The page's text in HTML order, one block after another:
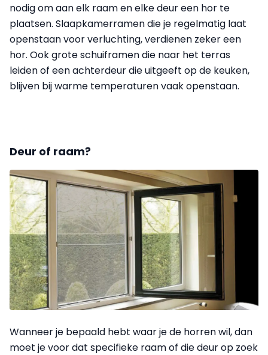
nodig om aan elk raam en elke deur een hor te
plaatsen. Slaapkamerramen die je regelmatig laat
openstaan voor verluchting, verdienen zeker een
hor. Ook grote schuiframen die naar het terras
leiden of een achterdeur die uitgeeft op de keuken,
blijven bij warme temperaturen vaak openstaan.
Deur of raam?
Wanneer je bepaald hebt waar je de horren wil, dan
moet je voor dat specifieke raam of die deur op zoek